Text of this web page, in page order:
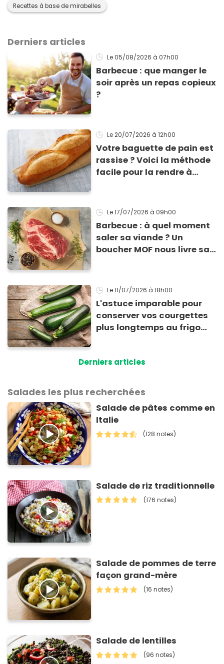
Recettes à base de mirabelles
Derniers articles
Le 05/08/2026 à 07h00
Barbecue : que manger le
soir après un repas copieux
?
Le 20/07/2026 à 12h00
Votre baguette de pain est
rassise ? Voici la méthode
facile pour la rendre à
Le 17/07/2026 à 09h00
Barbecue : à quel moment
saler sa viande ? Un
boucher MOF nous livre sa
Le 11/07/2026 à 18h00
L'astuce imparable pour
conserver vos courgettes
plus longtemps au frigo
Derniers articles
Salades les plus recherchées
Salade de pâtes comme en
Italie
(128 notes)
Salade de riz traditionnelle
(176 notes)
Salade de pommes de terre
façon grand-mère
(16 notes)
Salade de lentilles
(96 notes)